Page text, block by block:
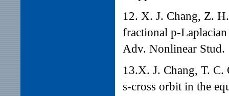
12. X. J. Chang, Z.
fractional p-
Adv. Nonlinear
13.X. J. Chang, T.
s-cross orbit in the